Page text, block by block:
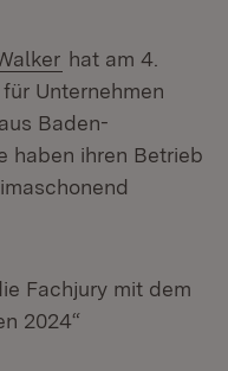
hat am 4.
Unternehmen
Baden-
haben ihren Betrieb
Fachjury mit dem
2024“